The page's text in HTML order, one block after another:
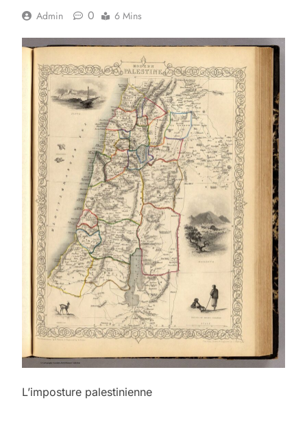
Admin 0 6 Mins
L’imposture palestinienne